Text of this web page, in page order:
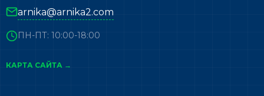
arnika@arnika2.com
ПН-ПТ: 10:00-18:00
КАРТА САЙТА →